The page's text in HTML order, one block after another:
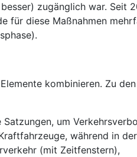
zugänglich war. Seit
für diese Maßnahmen
kombinieren. Zu
um
während in der
(mit Zeitfenstern),